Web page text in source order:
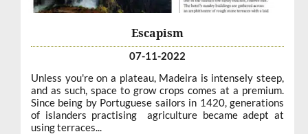
Escapism
07-11-2022
Unless you're on a plateau, Madeira is intensely steep,
and as such, space to grow crops comes at a premium.
Since being by Portuguese sailors in 1420, generations
of islanders practising agriculture became adept at
using terraces...